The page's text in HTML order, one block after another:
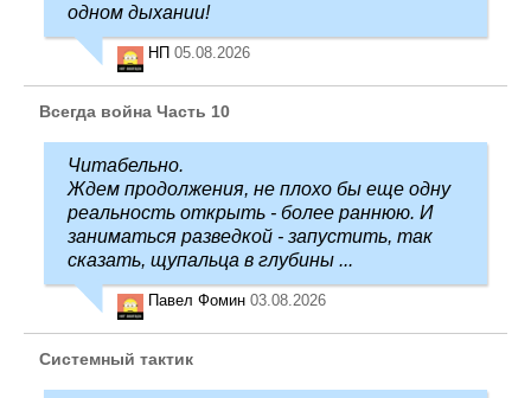
одном дыхании!
НП 05.08.2026
Всегда война Часть 10
Читабельно.
Ждем продолжения, не плохо бы еще одну
реальность открыть - более раннюю. И
заниматься разведкой - запустить, так
сказать, щупальца в глубины ...
Павел Фомин 03.08.2026
Системный тактик